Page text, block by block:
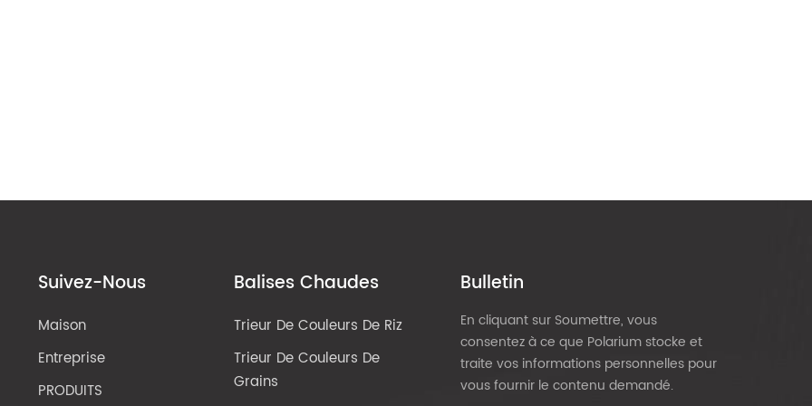
Suivez-Nous
Maison
Entreprise
PRODUITS
Balises Chaudes
Trieur De Couleurs De Riz
Trieur De Couleurs De
Grains
Bulletin
En cliquant sur Soumettre, vous
consentez à ce que Polarium stocke et
traite vos informations personnelles pour
vous fournir le contenu demandé.